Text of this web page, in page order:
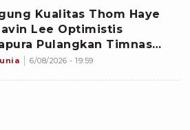
Kualitas Thom Haye
Lee Optimistis
Pulangkan Timnas
dari Piala AFF 2026
6/08/2026 - 19:59